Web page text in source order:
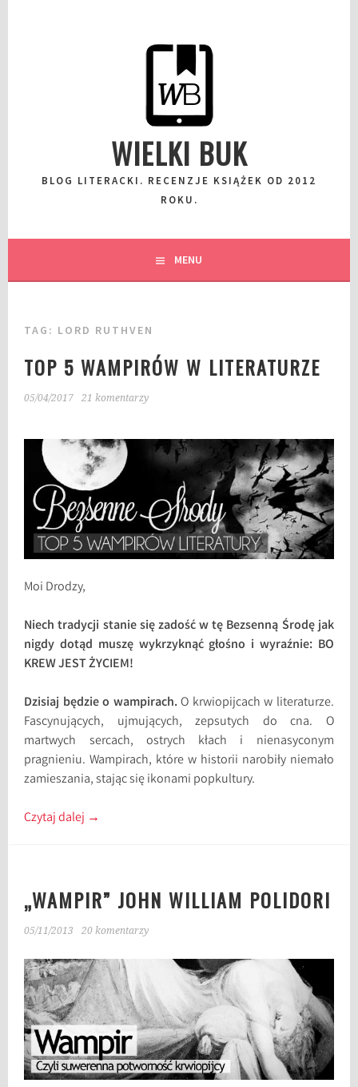
WIELKI BUK
BLOG LITERACKI. RECENZJE KSIĄŻEK OD 2012
ROKU.
MENU
TAG: LORD RUTHVEN
TOP 5 WAMPIRÓW W LITERATURZE
05/04/2017 21 komentarzy
Moi Drodzy,
Niech tradycji stanie się zadość w tę Bezsenną Środę jak
nigdy dotąd muszę wykrzyknąć głośno i wyraźnie: BO
KREW JEST ŻYCIEM!
Dzisiaj będzie o wampirach.O krwiopijcach w literaturze.
Fascynujących, ujmujących, zepsutych do cna. O
martwych sercach, ostrych kłach i nienasyconym
pragnieniu. Wampirach, które w historii narobiły niemało
zamieszania, stając się ikonami popkultury.
Czytaj dalej →
„WAMPIR” JOHN WILLIAM POLIDORI
05/11/2013 20 komentarzy